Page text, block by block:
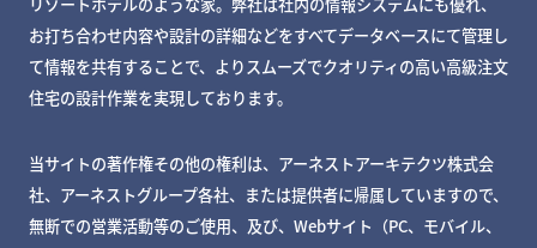
お打ち合わせ内容や設計の詳細などをすべてデータベースにて管理し
て情報を共有することで、よりスムーズでクオリティの高い高級注文
住宅の設計作業を実現しております。
当サイトの著作権その他の権利は、アーネストアーキテクツ株式会
社、アーネストグループ各社、または提供者に帰属していますので、
無断での営業活動等のご使用、及び、Webサイト（PC、モバイル、